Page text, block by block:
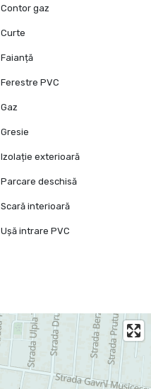
Contor gaz
Curte
Faianță
Ferestre PVC
Gaz
Gresie
Izolație exterioară
Parcare deschisă
Scară interioară
Ușă intrare PVC